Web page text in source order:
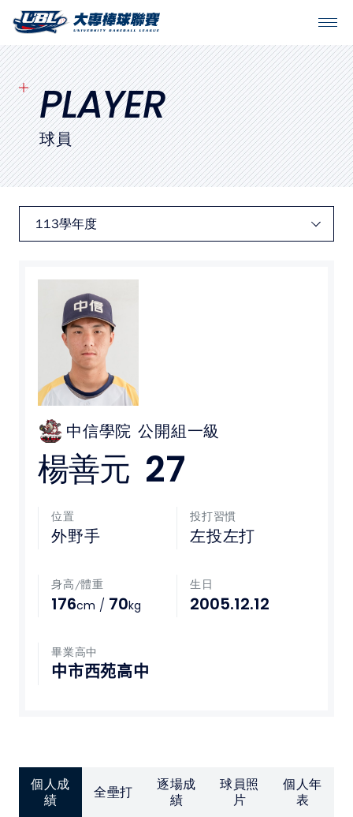
SITEMAP
首頁
球隊戰績
賽程表
球隊與球員
比賽場地
最新消息
媒體文章
下載專區
聯絡我們
POLICY
隱私權政策
網站使用條款
教育部體育署
PLAYER
球員
中信學院 公開組一級
楊善元 27
位置
外野手
投打習慣
左投左打
身高/體重
176cm / 70kg
生日
2005.12.12
畢業高中
中市西苑高中
個人成
績
全壘打
逐場成
績
球員照
片
個人年
表